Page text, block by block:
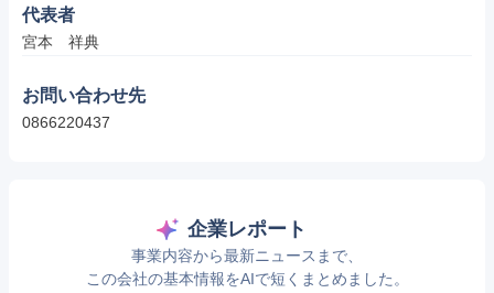
代表者
宮本　祥典
お問い合わせ先
0866220437
企業レポート
事業内容から最新ニュースまで、
この会社の基本情報をAIで短くまとめました。